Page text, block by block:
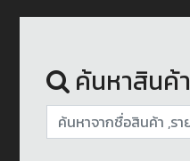
ค้นหาสินค้า